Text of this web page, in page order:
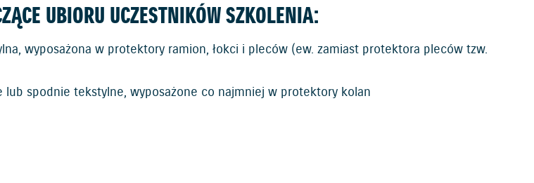
UBIORU UCZESTNIKÓW SZKOLENIA:
wyposażona w protektory ramion, łokci i pleców (ew. zamiast protektora pleców tzw.
lub spodnie tekstylne, wyposażone co najmniej w protektory kolan